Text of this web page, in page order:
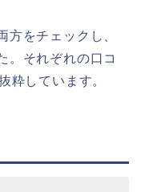
方をチェックし、
。それぞれの口コ
粋しています。